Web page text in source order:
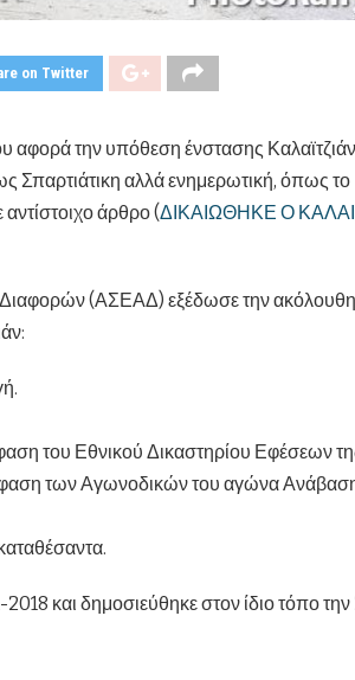
on Twitter
την υπόθεση ένστασης Καλαϊτζιάν
Σπαρτιάτικη αλλά ενημερωτική, όπως το
άρθρο (ΔΙΚΑΙΩΘΗΚΕ Ο
(ΑΣΕΑΔ) εξέδωσε την
του Εθνικού Δικαστηρίου Εφέσεων
των Αγωνοδικών του αγώνα
και δημοσιεύθηκε στον ίδιο τόπο